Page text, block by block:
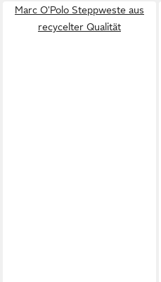
Marc O'Polo Steppweste aus
recycelter Qualität